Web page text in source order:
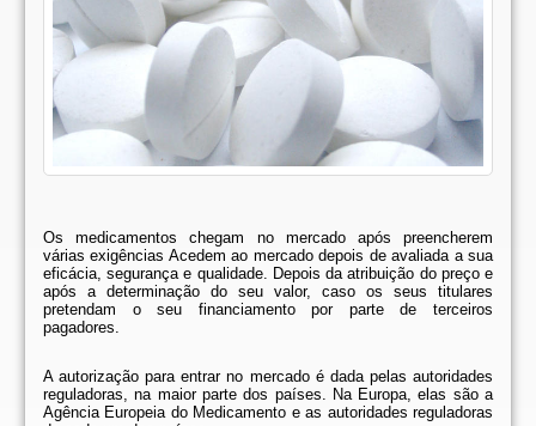
Os medicamentos chegam no mercado após preencherem
várias exigências Acedem ao mercado depois de avaliada a sua
eficácia, segurança e qualidade. Depois da atribuição do preço e
após a determinação do seu valor, caso os seus titulares
pretendam o seu financiamento por parte de terceiros
pagadores.
A autorização para entrar no mercado é dada pelas autoridades
reguladoras, na maior parte dos países. Na Europa, elas são a
Agência Europeia do Medicamento e as autoridades reguladoras